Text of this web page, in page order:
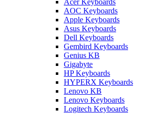
Acer Keyboards
AOC Keyboards
Apple Keyboards
Asus Keyboards
Dell Keyboards
Gembird Keyboards
Genius KB
Gigabyte
HP Keyboards
HYPERX Keyboards
Lenovo KB
Lenovo Keyboards
Logitech Keyboards